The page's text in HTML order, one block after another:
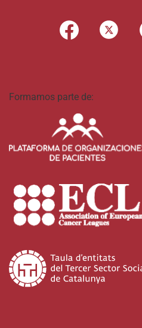
Formamos parte de: